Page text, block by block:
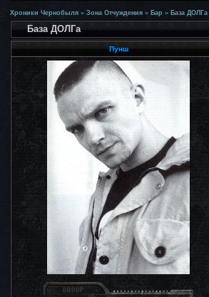
Хроники Чернобыля » Зона Отчуждения » Бар » База ДОЛГа
База ДОЛГа
Пунш